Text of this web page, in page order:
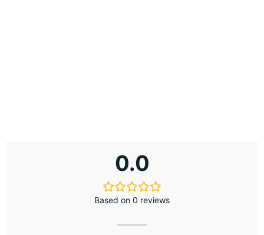
0.0
Based on 0 reviews